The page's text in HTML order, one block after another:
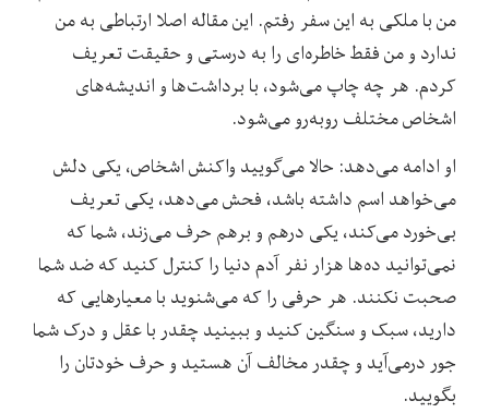
من با ملکی به این سفر رفتم. این مقاله اصلا ارتباطی به من
ندارد و من فقط خاطره‌ای را به درستی و حقیقت تعریف
کردم. هر چه چاپ می‌شود، با برداشت‌ها و اندیشه‌های
اشخاص مختلف روبه‌رو می‌شود.
او ادامه می‌دهد: حالا می‌گویید واکنش اشخاص، یکی دلش
می‌خواهد اسم داشته باشد، فحش می‌دهد، یکی تعریف
بی‌خورد می‌کند، یکی درهم و برهم حرف می‌زند، شما که
نمی‌توانید ده‌ها هزار نفر آدم دنیا را کنترل کنید که ضد شما
صحبت نکنند. هر حرفی را که می‌شنوید با معیارهایی که
دارید، سبک و سنگین کنید و ببینید چقدر با عقل و درک شما
جور درمی‌آید و چقدر مخالف آن هستید و حرف خودتان را
بگویید.